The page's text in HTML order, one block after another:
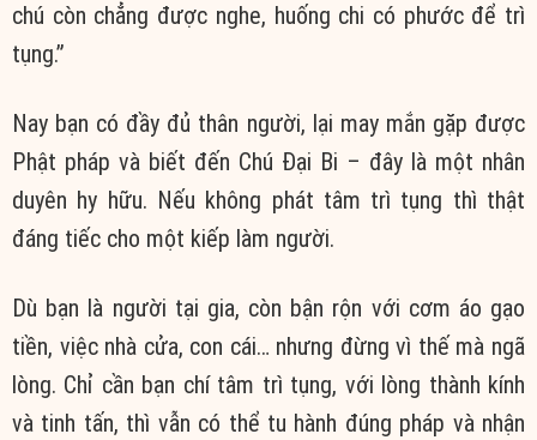
chú còn chẳng được nghe, huống chi có phước để trì
tụng.”
Nay bạn có đầy đủ thân người, lại may mắn gặp được
Phật pháp và biết đến Chú Đại Bi – đây là một nhân
duyên hy hữu. Nếu không phát tâm trì tụng thì thật
đáng tiếc cho một kiếp làm người.
Dù bạn là người tại gia, còn bận rộn với cơm áo gạo
tiền, việc nhà cửa, con cái… nhưng đừng vì thế mà ngã
lòng. Chỉ cần bạn chí tâm trì tụng, với lòng thành kính
và tinh tấn, thì vẫn có thể tu hành đúng pháp và nhận